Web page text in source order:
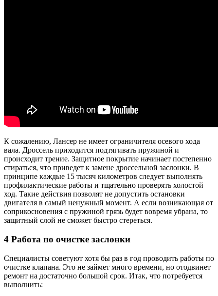
К сожалению, Лансер не имеет ограничителя осевого хода
вала. Дроссель приходится подтягивать пружиной и
происходит трение. Защитное покрытие начинает постепенно
стираться, что приведет к замене дроссельной заслонки. В
принципе каждые 15 тысяч километров следует выполнять
профилактические работы и тщательно проверять холостой
ход. Такие действия позволят не допустить остановки
двигателя в самый ненужный момент. А если возникающая от
соприкосновения с пружиной грязь будет вовремя убрана, то
защитный слой не сможет быстро стереться.
4 Работа по очистке заслонки
Специалисты советуют хотя бы раз в год проводить работы по
очистке клапана. Это не займет много времени, но отодвинет
ремонт на достаточно большой срок. Итак, что потребуется
выполнить: